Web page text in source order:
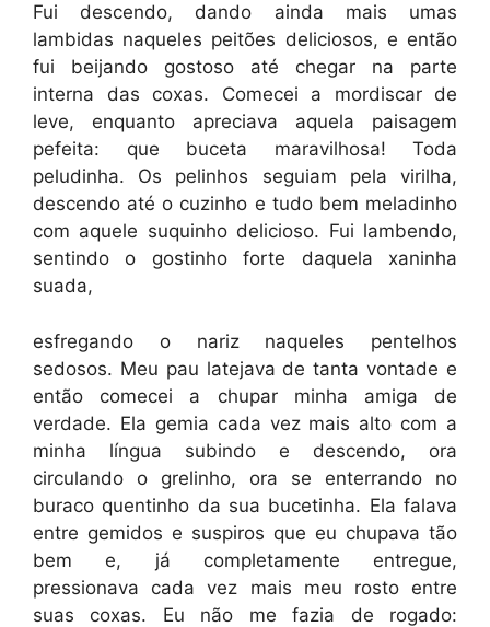
Fui descendo, dando ainda mais umas
lambidas naqueles peitões deliciosos, e então
fui beijando gostoso até chegar na parte
interna das coxas. Comecei a mordiscar de
leve, enquanto apreciava aquela paisagem
pefeita: que buceta maravilhosa! Toda
peludinha. Os pelinhos seguiam pela virilha,
descendo até o cuzinho e tudo bem meladinho
com aquele suquinho delicioso. Fui lambendo,
sentindo o gostinho forte daquela xaninha
suada,
esfregando o nariz naqueles pentelhos
sedosos. Meu pau latejava de tanta vontade e
então comecei a chupar minha amiga de
verdade. Ela gemia cada vez mais alto com a
minha língua subindo e descendo, ora
circulando o grelinho, ora se enterrando no
buraco quentinho da sua bucetinha. Ela falava
entre gemidos e suspiros que eu chupava tão
bem e, já completamente entregue,
pressionava cada vez mais meu rosto entre
suas coxas. Eu não me fazia de rogado: